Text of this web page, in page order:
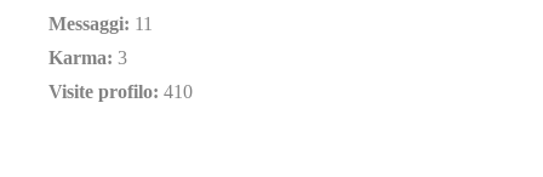
Messaggi: 11
Karma: 3
Visite profilo: 410